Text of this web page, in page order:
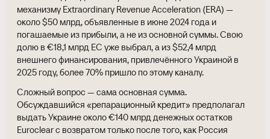
механизму Extraordinary Revenue Acceleration (ERA) —
около $50 млрд, объявленные в июне 2024 года и
погашаемые из прибыли, а не из основной суммы. Свою
долю в €18,1 млрд ЕС уже выбрал, а из $52,4 млрд
внешнего финансирования, привлечённого Украиной в
2025 году, более 70% пришло по этому каналу.
Сложный вопрос — сама основная сумма.
Обсуждавшийся «репарационный кредит» предполагал
выдать Украине около €140 млрд денежных остатков
Euroclear с возвратом только после того, как Россия